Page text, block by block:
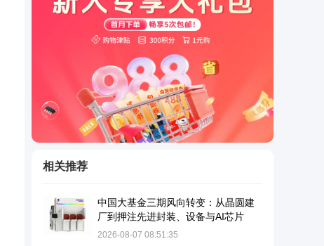
相关推荐
中国大基金三期风向转变：从晶圆建
厂到押注先进封装、设备与AI芯片
2026-08-07 08:51:35